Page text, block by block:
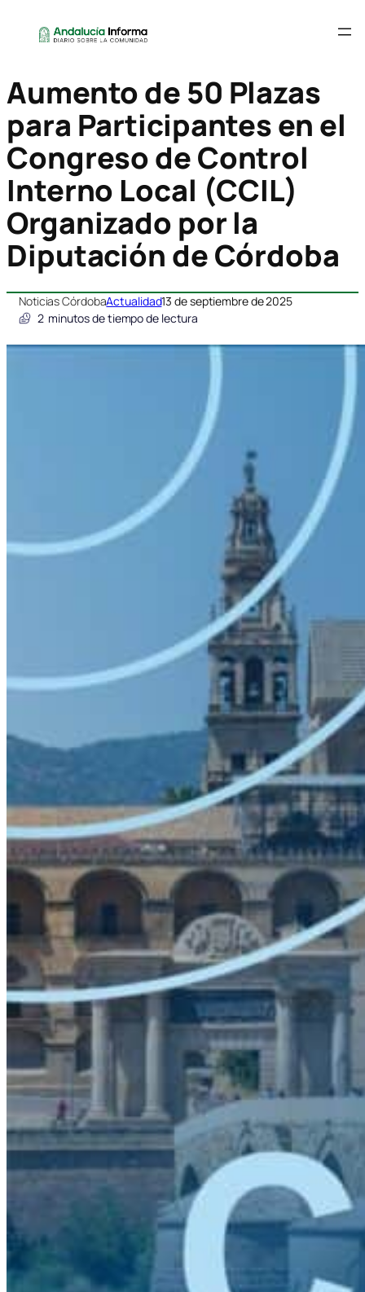
Aumento de 50 Plazas
para Participantes en el
Congreso de Control
Interno Local (CCIL)
Organizado por la
Diputación de Córdoba
Noticias CórdobaActualidad13 de septiembre de 2025
2 minutos de tiempo de lectura